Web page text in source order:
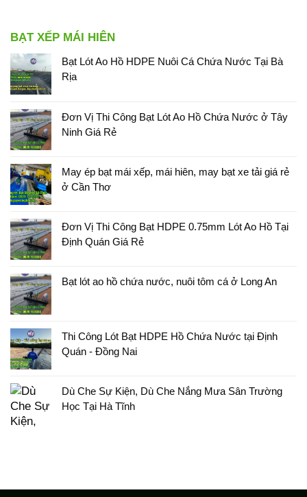
BẠT XẾP MÁI HIÊN
Bạt Lót Ao Hồ HDPE Nuôi Cá Chứa Nước Tại Bà
Rịa
Đơn Vị Thi Công Bạt Lót Ao Hồ Chứa Nước ở Tây
Ninh Giá Rẻ
May ép bạt mái xếp, mái hiên, may bạt xe tải giá rẻ
ở Cần Thơ
Đơn Vị Thi Công Bạt HDPE 0.75mm Lót Ao Hồ Tại
Định Quán Giá Rẻ
Bạt lót ao hồ chứa nước, nuôi tôm cá ở Long An
Thi Công Lót Bạt HDPE Hồ Chứa Nước tại Định
Quán - Đồng Nai
Dù Che Sự Kiện, Dù Che Nắng Mưa Sân Trường
Học Tại Hà Tĩnh